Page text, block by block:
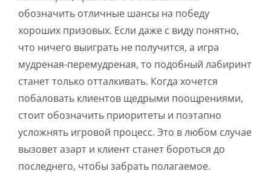
обозначить отличные шансы на победу
хороших призовых. Если даже с виду понятно,
что ничего выиграть не получится, а игра
мудреная-перемудреная, то подобный лабиринт
станет только отталкивать. Когда хочется
побаловать клиентов щедрыми поощрениями,
стоит обозначить приоритеты и поэтапно
усложнять игровой процесс. Это в любом случае
вызовет азарт и клиент станет бороться до
последнего, чтобы забрать полагаемое.